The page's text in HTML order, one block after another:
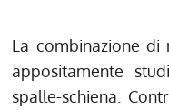
La combinazione di
appositamente
spalle-schiena.